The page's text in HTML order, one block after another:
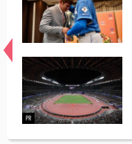
常
PR